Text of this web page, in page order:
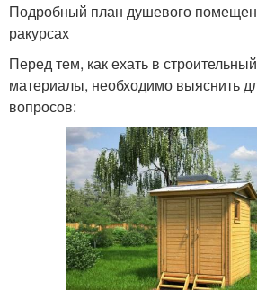
Подробный план душевого
ракурсах
Перед тем, как ехать в
материалы, необходимо выяснить
вопросов: